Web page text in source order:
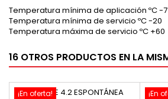
Temperatura mínima de aplicación ºC -7
Temperatura mínima de servicio ºC -20
Temperatura máxima de servicio ºC +60
16 OTROS PRODUCTOS EN LA
¡En oferta! ¡En